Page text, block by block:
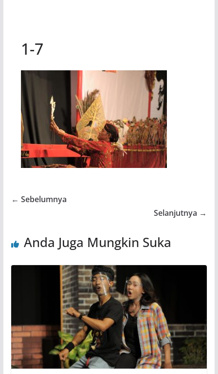
1-7
← Sebelumnya
Selanjutnya →
Anda Juga Mungkin Suka